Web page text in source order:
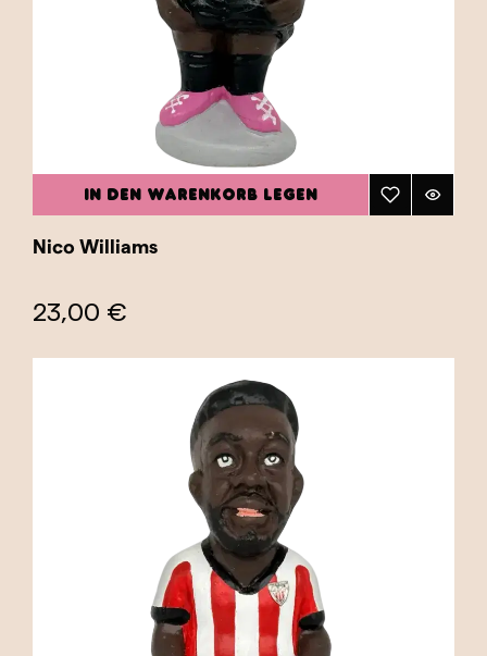
IN DEN WARENKORB LEGEN
Nico Williams
23,00 €